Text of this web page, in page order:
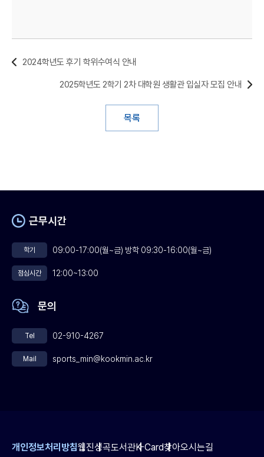
2024학년도 후기 학위수여식 안내
목록
2025학년도 2학기 2차 대학원 생활관 입실자 모집 안내
개인정보처리방침웹진성곡도서관K-Card찾아오시는길
근무시간
학기 09:00-17:00(월~금) 방학 09:30-16:00(월~금)
점심시간 12:00~13:00
문의
Tel 02-910-4267
Mail sports_min@kookmin.ac.kr